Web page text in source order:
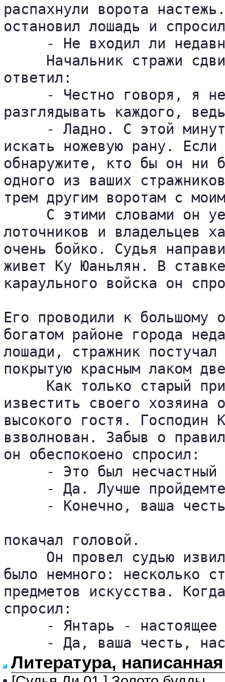
распахнули ворота
остановил лошадь и
- Не входил ли
Начальник стражи
ответил:
- Честно говоря, я
разглядывать каждого,
- Ладно. С этой
искать ножевую рану.
обнаружите, кто бы он ни
одного из ваших
трем другим воротам с
С этими словами он
лоточников и владельцев
очень бойко. Судья
живет Ку Юаньлян. В
караульного войска он
Его проводили к большому
богатом районе города
лошади, стражник
покрытую красным лаком
Как только старый
известить своего
высокого гостя.
взволнован. Забыв о
он обеспокоено спросил:
- Это был несчастный
- Да. Лучше
- Конечно, ваша
покачал головой.
Он провел судью
было немного: несколько
предметов искусства.
спросил:
- Янтарь - настоящее
- Да, ваша честь,
Литература,